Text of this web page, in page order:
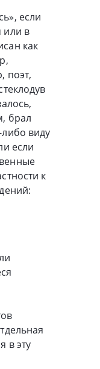
если
или в
как
поэт,
брал
виду
если
к
в эту